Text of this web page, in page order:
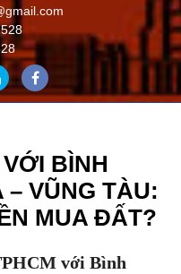
BÌNH
VŨNG TÀU:
MUA ĐẤT?
với Bình